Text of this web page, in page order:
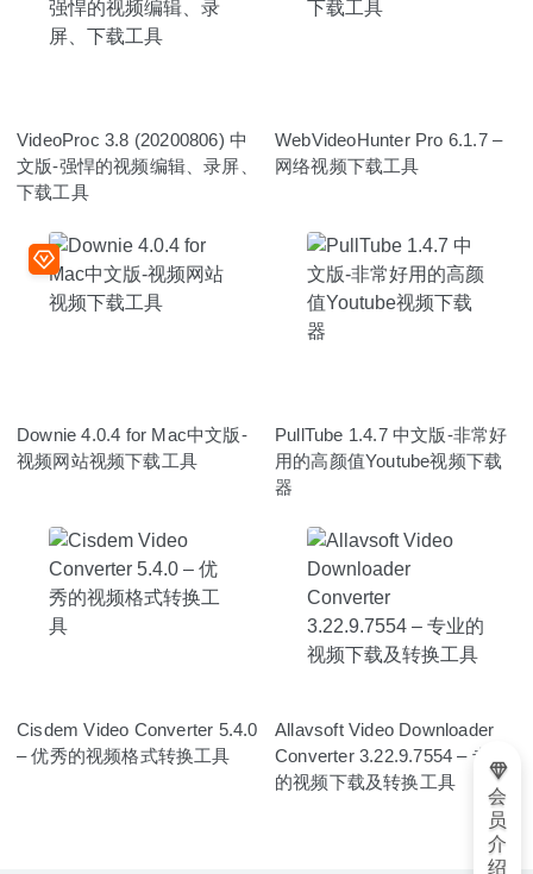
VideoProc 3.8 (20200806) 中
文版-强悍的视频编辑、录屏、
下载工具
WebVideoHunter Pro 6.1.7 –
网络视频下载工具
Downie 4.0.4 for Mac中文版-
视频网站视频下载工具
PullTube 1.4.7 中文版-非常好
用的高颜值Youtube视频下载
器
Cisdem Video Converter 5.4.0
– 优秀的视频格式转换工具
Allavsoft Video Downloader
Converter 3.22.9.7554 – 专业
的视频下载及转换工具
会
员
介
绍